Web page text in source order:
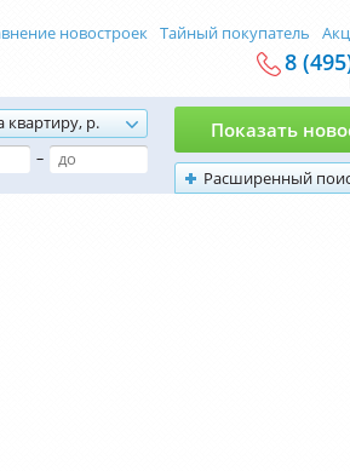
новостроек Тайный покупатель
8
квартиру, р.
–
Расширенный
Показать